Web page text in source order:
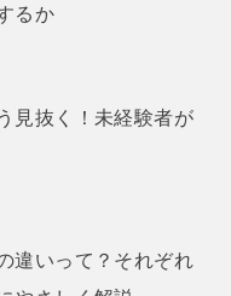
るか
見抜く！未経験者が
違いって？それぞれ